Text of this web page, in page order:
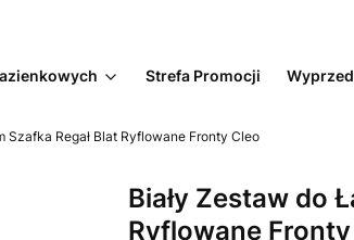
Strefa Promocji
Szafka Regał Blat Ryflowane Fronty Cleo
Biały Zestaw do
Ryflowane